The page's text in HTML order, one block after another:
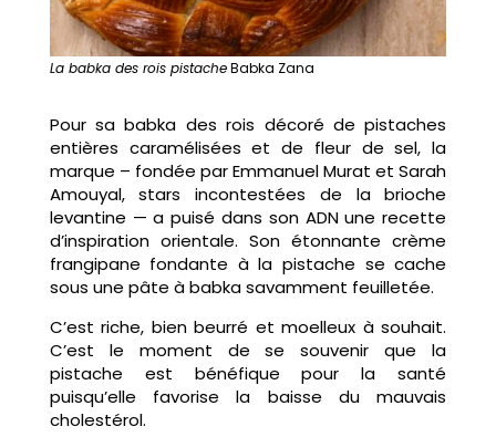
La babka des rois pistacheBabka Zana
Pour sa babka des rois décoré de pistaches
entières caramélisées et de fleur de sel, la
marque – fondée par Emmanuel Murat et Sarah
Amouyal, stars incontestées de la brioche
levantine — a puisé dans son ADN une recette
d’inspiration orientale. Son étonnante crème
frangipane fondante à la pistache se cache
sous une pâte à babka savamment feuilletée.
C’est riche, bien beurré et moelleux à souhait.
C’est le moment de se souvenir que la
pistache est bénéfique pour la santé
puisqu’elle favorise la baisse du mauvais
cholestérol.